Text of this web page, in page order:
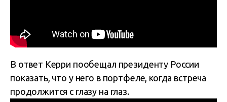
В ответ Керри пообещал президенту России
показать, что у него в портфеле, когда встреча
продолжится с глазу на глаз.